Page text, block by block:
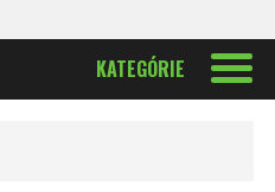
KATEGÓRIE